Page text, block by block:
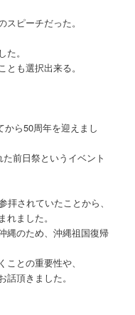
ピーチだった。
。
も選択出来る。
ら50周年を迎えまし
前日祭というイベント
されていたことから、
ました。
縄のため、沖縄祖国復帰
との重要性や、
頂きました。